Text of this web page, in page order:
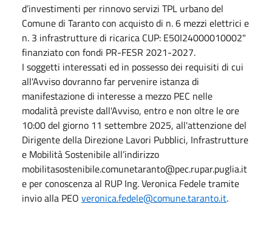
d’investimenti per rinnovo servizi TPL urbano del
Comune di Taranto con acquisto di n. 6 mezzi elettrici e
n. 3 infrastrutture di ricarica CUP: E50I24000010002"
finanziato con fondi PR-FESR 2021-2027.
I soggetti interessati ed in possesso dei requisiti di cui
all'Avviso dovranno far pervenire istanza di
manifestazione di interesse a mezzo PEC nelle
modalità previste dall'Avviso, entro e non oltre le ore
10:00 del giorno 11 settembre 2025, all'attenzione del
Dirigente della Direzione Lavori Pubblici, Infrastrutture
e Mobilità Sostenibile all’indirizzo
mobilitasostenibile.comunetaranto@pec.rupar.puglia.it
e per conoscenza al RUP Ing. Veronica Fedele tramite
invio alla PEO veronica.fedele@comune.taranto.it.